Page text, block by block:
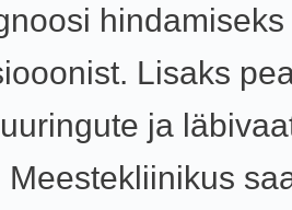
Lisaks
ja
Meestekliinikus